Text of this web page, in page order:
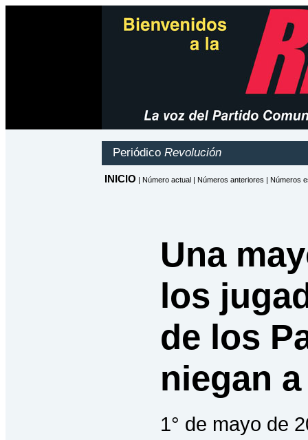
Una
los
de los
niegan
1° de mayo de